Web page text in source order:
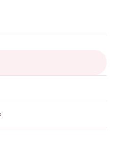
DEMANDE ✨
France✅ Validation avant fabrication